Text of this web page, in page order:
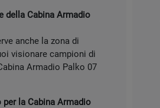
della Cabina Armadio
anche la zona di
visionare campioni di
Armadio Palko 07
la Cabina Armadio